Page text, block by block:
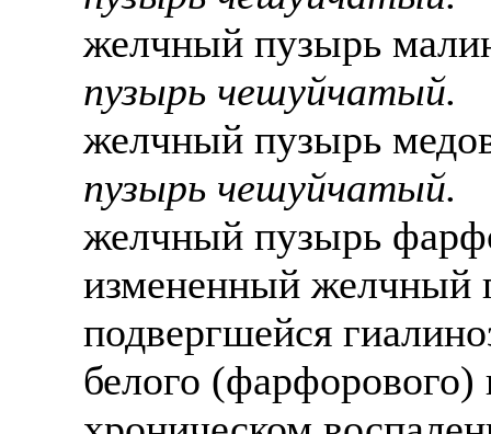
желчный пузырь
пузырь чешуйчатый.
желчный пузырь
пузырь чешуйчатый.
желчный пузырь
измененный желчный
подвергшейся
белого (фарфорового)